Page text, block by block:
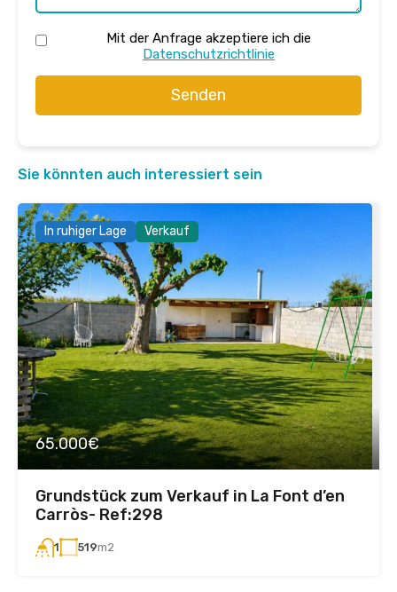
Mit der Anfrage akzeptiere ich die
Datenschutzrichtlinie
Senden
Sie könnten auch interessiert sein
In ruhiger Lage Verkauf
65.000€
Grundstück zum Verkauf in La Font d’en
Carròs- Ref:298
1 519m2